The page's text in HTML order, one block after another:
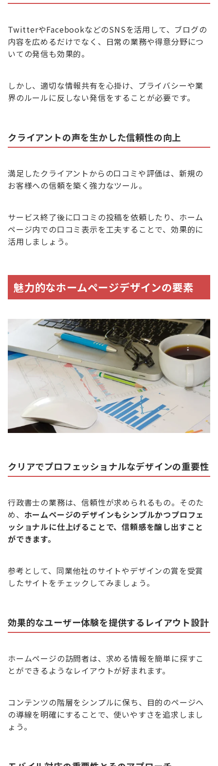
TwitterやFacebookなどのSNSを活用して、ブログの
内容を広めるだけでなく、日常の業務や得意分野につ
いての発信も効果的。
しかし、適切な情報共有を心掛け、プライバシーや業
界のルールに反しない発信をすることが必要です。
クライアントの声を生かした信頼性の向上
満足したクライアントからの口コミや評価は、新規の
お客様への信頼を築く強力なツール。
サービス終了後に口コミの投稿を依頼したり、ホーム
ページ内での口コミ表示を工夫することで、効果的に
活用しましょう。
魅力的なホームページデザインの要素
クリアでプロフェッショナルなデザインの重要性
行政書士の業務は、信頼性が求められるもの。そのた
め、 ホームページのデザインもシンプルかつプロフェ
ッショナルに仕上げることで、信頼感を醸し出すこと
ができます。
参考として、同業他社のサイトやデザインの賞を受賞
したサイトをチェックしてみましょう。
効果的なユーザー体験を提供するレイアウト設計
ホームページの訪問者は、求める情報を簡単に探すこ
とができるようなレイアウトが好まれます。
コンテンツの階層をシンプルに保ち、目的のページへ
の導線を明確にすることで、使いやすさを追求しまし
ょう。